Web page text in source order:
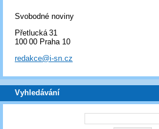
Svobodné noviny
Přetlucká 31
100 00 Praha 10
redakce@i-sn.cz
Vyhledávání